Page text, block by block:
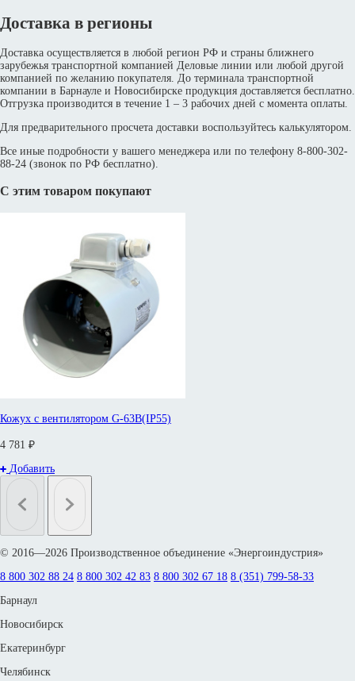
Доставка в регионы
Доставка осуществляется в любой регион РФ и страны ближнего
зарубежья транспортной компанией Деловые линии или любой другой
компанией по желанию покупателя. До терминала транспортной
компании в Барнауле и Новосибирске продукция доставляется бесплатно.
Отгрузка производится в течение 1 – 3 рабочих дней с момента оплаты.
Для предварительного просчета доставки воспользуйтесь калькулятором.
Все иные подробности у вашего менеджера или по телефону 8-800-302-
88-24 (звонок по РФ бесплатно).
С этим товаром покупают
Кожух с вентилятором G-63B(IP55)
4 781 ₽
Добавить
© 2016—2026 Производственное объединение «Энергоиндустрия»
8 800 302 88 24 8 800 302 42 83 8 800 302 67 18 8 (351) 799-58-33
Барнаул
Новосибирск
Екатеринбург
Челябинск